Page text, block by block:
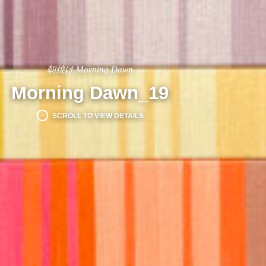
朝焼け Morning Dawn
Morning Dawn_19
SCROLL TO VIEW DETAILS